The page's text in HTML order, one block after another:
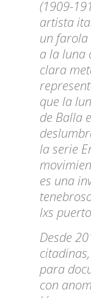
(1909-
artista
un farola
a la luna
clara
que la
de Balla
la serie
es una
lxs
Desde
citadinas,
para
con